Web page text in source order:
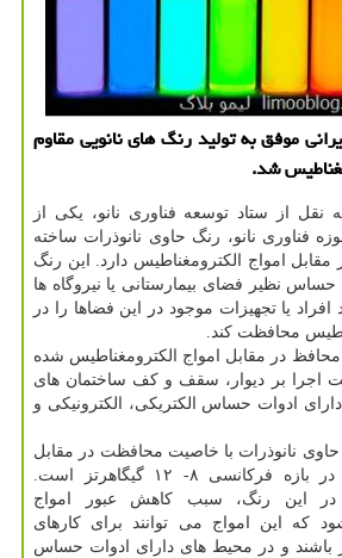
موفق به تولید رنگ های نانویی مقاوم
شد.
نقل از ستاد توسعه فناوری نانو، یكی از
فناوری نانو، رنگ حاوی نانوذرات ساخته
امواج الكترومغناطیس دارد. این رنگ
نظیر فضای بیمارستانی یا نیروگاه ها
یا تجهیزات موجود در این فضاها را در
محافظت كند.
محافظ در مقابل امواج الكترومغناطیس شده
اجرا بر دیوار، سقف و كف ساختمان های
ادوات حساس الكتریكی، الكترونیكی و
حاوی نانوذرات با خاصیت محافظت در مقابل
امواج الكترومغناطیس در بازه فركانسی ۸- ۱۲ گیگاهرتز است.
در این رنگ، سبب كاهش عبور امواج
كه این امواج می توانند برای كارهای
باشند و در محیط های دارای ادوات حساس